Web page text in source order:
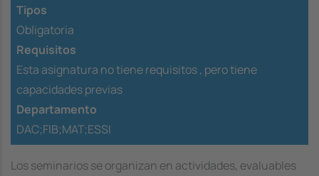
Tipos
Obligatoria
Requisitos
Esta asignatura no tiene requisitos , pero tiene
capacidades previas
Departamento
DAC;FIB;MAT;ESSI
Los seminarios se organizan en actividades, evaluables